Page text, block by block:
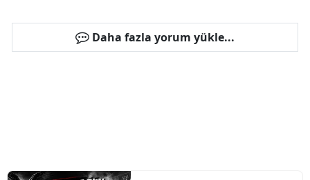
Daha fazla yorum yükle...